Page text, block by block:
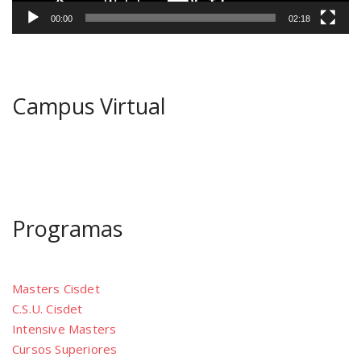
00:00 02:18
Campus Virtual
Programas
Masters Cisdet
C.S.U. Cisdet
Intensive Masters
Cursos Superiores